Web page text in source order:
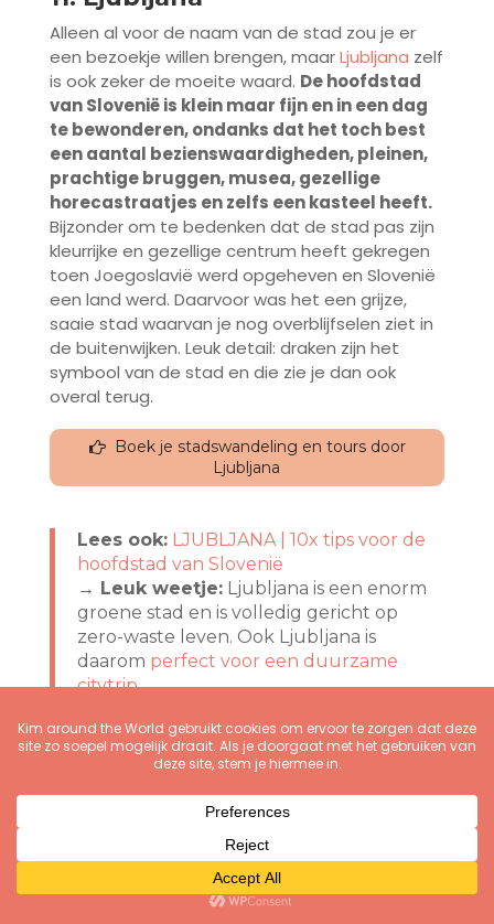
Alleen al voor de naam van de stad zou je er
een bezoekje willen brengen, maarLjubljana zelf
is ook zeker de moeite waard. De hoofdstad
van Slovenië is klein maar fijn en in een dag
te bewonderen, ondanks dat het toch best
een aantal bezienswaardigheden, pleinen,
prachtige bruggen, musea, gezellige
horecastraatjes en zelfs een kasteel heeft.
Bijzonder om te bedenken dat de stad pas zijn
kleurrijke en gezellige centrum heeft gekregen
toen Joegoslavië werd opgeheven en Slovenië
een land werd. Daarvoor was het een grijze,
saaie stad waarvan je nog overblijfselen ziet in
de buitenwijken. Leuk detail: draken zijn het
symbool van de stad en die zie je dan ook
overal terug.
Boek je stadswandeling en tours door
Ljubljana
Lees ook: LJUBLJANA | 10x tips voor de
hoofdstad van Slovenië
→ Leuk weetje:Ljubljana is een enorm
groene stad en is volledig gericht op
zero-waste leven. Ook Ljubljana is
daarom perfect voor een duurzame
citytrip
Vind hotels in Ljubljana